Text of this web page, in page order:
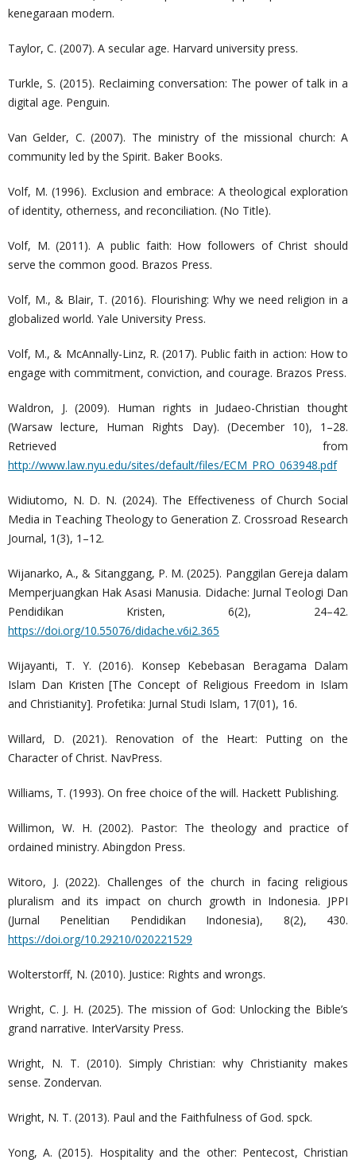
kenegaraan modern.
Taylor, C. (2007). A secular age. Harvard university press.
Turkle, S. (2015). Reclaiming conversation: The power of talk in a
digital age. Penguin.
Van Gelder, C. (2007). The ministry of the missional church: A
community led by the Spirit. Baker Books.
Volf, M. (1996). Exclusion and embrace: A theological exploration
of identity, otherness, and reconciliation. (No Title).
Volf, M. (2011). A public faith: How followers of Christ should
serve the common good. Brazos Press.
Volf, M., & Blair, T. (2016). Flourishing: Why we need religion in a
globalized world. Yale University Press.
Volf, M., & McAnnally-Linz, R. (2017). Public faith in action: How to
engage with commitment, conviction, and courage. Brazos Press.
Waldron, J. (2009). Human rights in Judaeo-Christian thought
(Warsaw lecture, Human Rights Day). (December 10), 1–28.
Retrieved from
http://www.law.nyu.edu/sites/default/files/ECM_PRO_063948.pdf
Widiutomo, N. D. N. (2024). The Effectiveness of Church Social
Media in Teaching Theology to Generation Z. Crossroad Research
Journal, 1(3), 1–12.
Wijanarko, A., & Sitanggang, P. M. (2025). Panggilan Gereja dalam
Memperjuangkan Hak Asasi Manusia. Didache: Jurnal Teologi Dan
Pendidikan Kristen, 6(2), 24–42.
https://doi.org/10.55076/didache.v6i2.365
Wijayanti, T. Y. (2016). Konsep Kebebasan Beragama Dalam
Islam Dan Kristen [The Concept of Religious Freedom in Islam
and Christianity]. Profetika: Jurnal Studi Islam, 17(01), 16.
Willard, D. (2021). Renovation of the Heart: Putting on the
Character of Christ. NavPress.
Williams, T. (1993). On free choice of the will. Hackett Publishing.
Willimon, W. H. (2002). Pastor: The theology and practice of
ordained ministry. Abingdon Press.
Witoro, J. (2022). Challenges of the church in facing religious
pluralism and its impact on church growth in Indonesia. JPPI
(Jurnal Penelitian Pendidikan Indonesia), 8(2), 430.
https://doi.org/10.29210/020221529
Wolterstorff, N. (2010). Justice: Rights and wrongs.
Wright, C. J. H. (2025). The mission of God: Unlocking the Bible’s
grand narrative. InterVarsity Press.
Wright, N. T. (2010). Simply Christian: why Christianity makes
sense. Zondervan.
Wright, N. T. (2013). Paul and the Faithfulness of God. spck.
Yong, A. (2015). Hospitality and the other: Pentecost, Christian